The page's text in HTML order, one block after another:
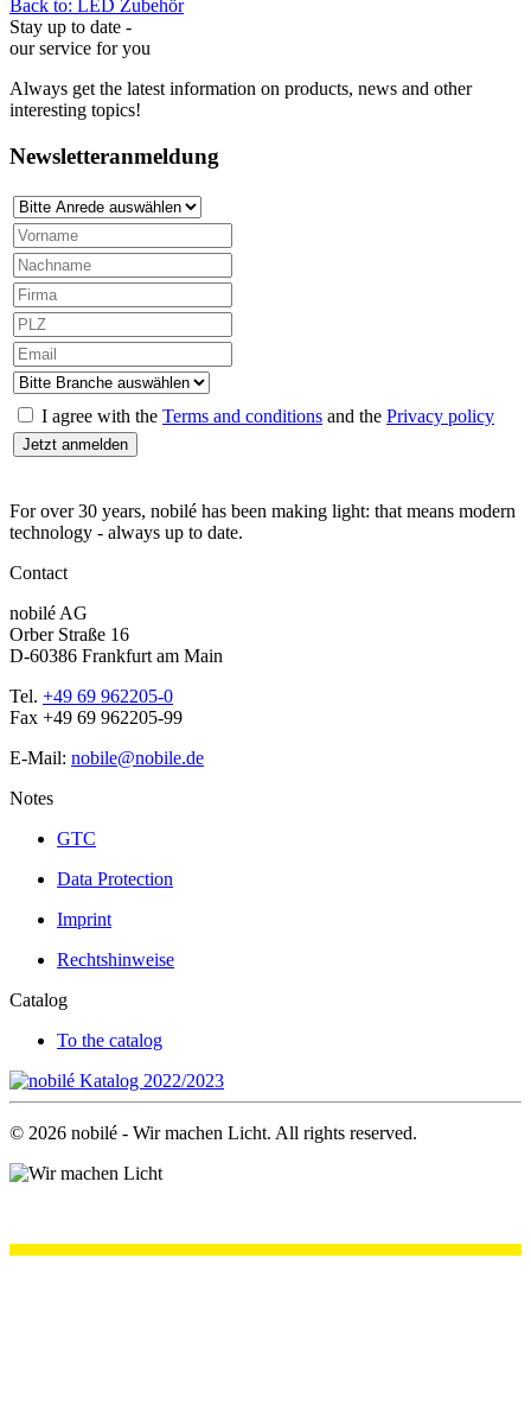
Back to: LED Zubehör
Stay up to date -
our service for you
Always get the latest information on products, news and other
interesting topics!
Newsletteranmeldung
I agree with the Terms and conditions and the Privacy policy
For over 30 years, nobilé has been making light: that means modern
technology - always up to date.
Contact
nobilé AG
Orber Straße 16
D-60386 Frankfurt am Main
Tel. +49 69 962205-0
Fax +49 69 962205-99
E-Mail: nobile@nobile.de
Notes
GTC
Data Protection
Imprint
Rechtshinweise
Catalog
To the catalog
© 2026 nobilé - Wir machen Licht. All rights reserved.